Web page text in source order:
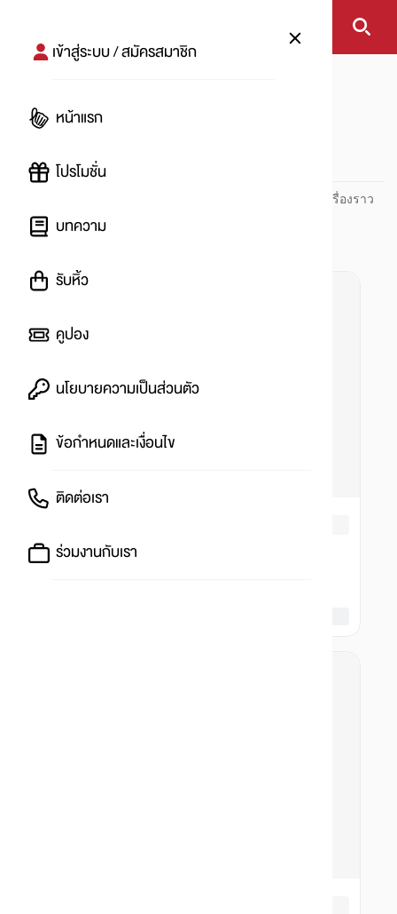
เข้าสู่ระบบ / สมัครสมาชิก
หน้าแรก
โปรโมชั่น
บทความ
รับหิ้ว
คูปอง
นโยบายความเป็นส่วนตัว
ข้อกำหนดและเงื่อนไข
ติดต่อเรา
ร่วมงานกับเรา
#
ปันโปร PUNPRO ที่ 1 ด้านโปรโมชัน อัปเดตและติดตามทุกเรื่องราว
โปรโมชัน